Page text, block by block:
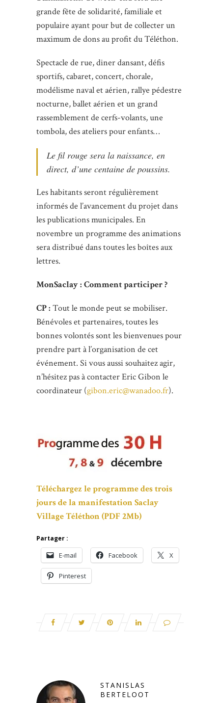
grande fête de solidarité, familiale et
populaire ayant pour but de collecter un
maximum de dons au profit du Téléthon.
Spectacle de rue, diner dansant, défis
sportifs, cabaret, concert, chorale,
modélisme naval et aérien, rallye pédestre
nocturne, ballet aérien et un grand
rassemblement de cerfs-volants, une
tombola, des ateliers pour enfants…
Le fil rouge sera la naissance, en
direct, d’une centaine de poussins.
Les habitants seront régulièrement
informés de l’avancement du projet dans
les publications municipales. En
novembre un programme des animations
sera distribué dans toutes les boîtes aux
lettres.
MonSaclay : Comment participer ?
CP : Tout le monde peut se mobiliser.
Bénévoles et partenaires, toutes les
bonnes volontés sont les bienvenues pour
prendre part à l’organisation de cet
événement. Si vous aussi souhaitez agir,
n’hésitez pas à contacter Eric Gibon le
coordinateur (gibon.eric@wanadoo.fr).
Téléchargez le programme des trois
jours de la manifestation Saclay
Village Téléthon (PDF 2Mb)
Partager :
E-mail Facebook X
Pinterest
STANISLAS
BERTELOOT